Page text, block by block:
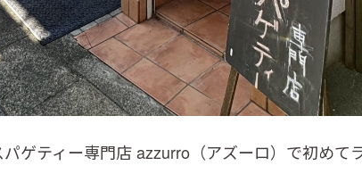
ゲティー専門店 azzurro（アズーロ）で初めて